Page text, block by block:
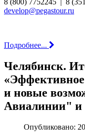
8 (800) 7752245 | 8
develop@pegastour.ru
Подробнее...
Челябинск.
и новые
Авиалинии" и
Опубликовано: